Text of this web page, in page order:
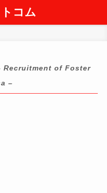
コム
Recruitment of Foster
–